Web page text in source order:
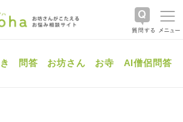
問答 お坊さん お寺 AI僧侶問答